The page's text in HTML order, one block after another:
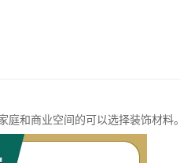
和商业空间的可以选择装饰材料。